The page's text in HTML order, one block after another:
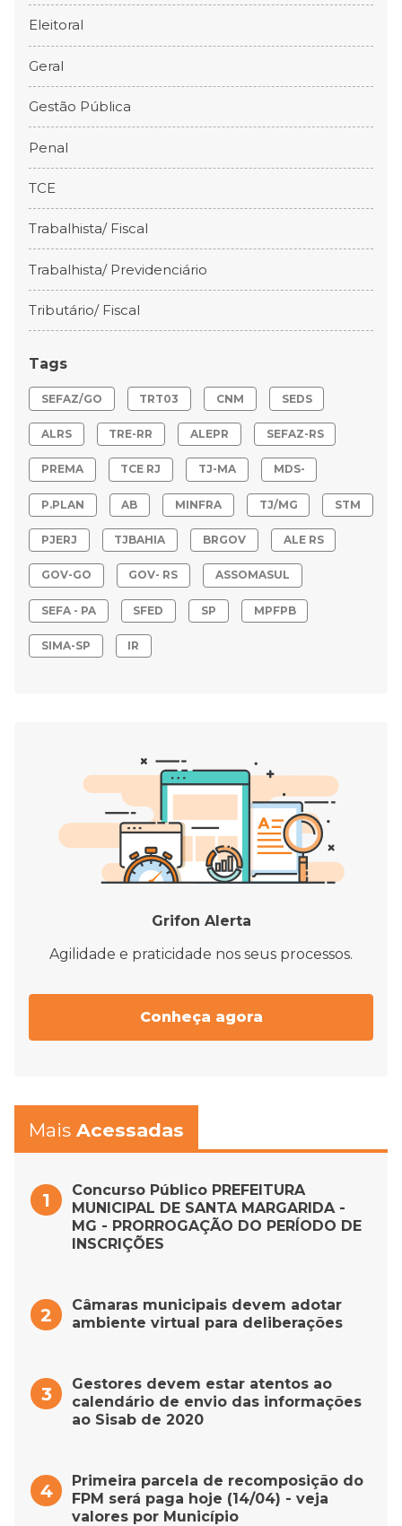
Eleitoral
Geral
Gestão Pública
Penal
TCE
Trabalhista/ Fiscal
Trabalhista/ Previdenciário
Tributário/ Fiscal
Tags
SEFAZ/GO TRT03 CNM SEDS
ALRS TRE-RR ALEPR SEFAZ-RS
PREMA TCE RJ TJ-MA MDS-
P.PLAN AB MINFRA TJ/MG STM
PJERJ TJBAHIA BRGOV ALE RS
GOV-GO GOV- RS ASSOMASUL
SEFA - PA SFED SP MPFPB
SIMA-SP IR
Grifon Alerta
Agilidade e praticidade nos seus processos.
Conheça agora
Mais Acessadas
Concurso Público PREFEITURA
MUNICIPAL DE SANTA MARGARIDA -
MG - PRORROGAÇÃO DO PERÍODO DE
INSCRIÇÕES
Câmaras municipais devem adotar
ambiente virtual para deliberações
Gestores devem estar atentos ao
calendário de envio das informações
ao Sisab de 2020
Primeira parcela de recomposição do
FPM será paga hoje (14/04) - veja
valores por Município